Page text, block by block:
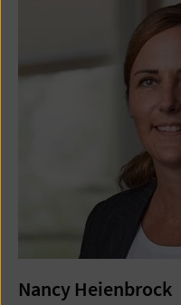
Nancy Heienbrock